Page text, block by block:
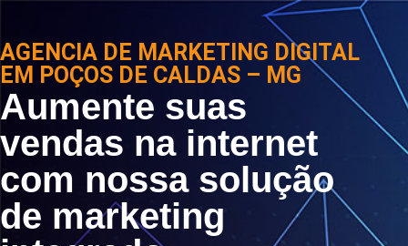
AGENCIA DE MARKETING DIGITAL
EM POÇOS DE CALDAS – MG
Aumente suas
vendas na internet
com nossa solução
de marketing